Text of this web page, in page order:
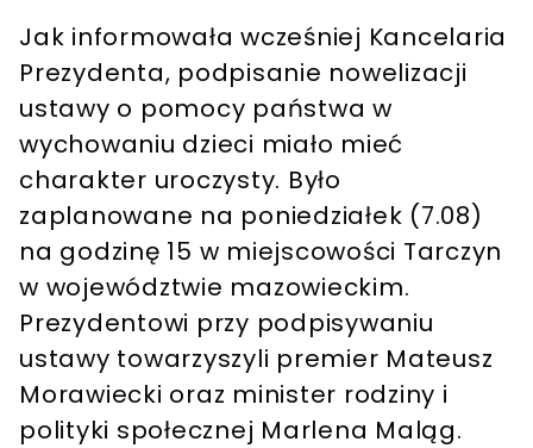
Jak informowała wcześniej Kancelaria
Prezydenta, podpisanie nowelizacji
ustawy o pomocy państwa w
wychowaniu dzieci miało mieć
charakter uroczysty. Było
zaplanowane na poniedziałek (7.08)
na godzinę 15 w miejscowości Tarczyn
w województwie mazowieckim.
Prezydentowi przy podpisywaniu
ustawy towarzyszyli premier Mateusz
Morawiecki oraz minister rodziny i
polityki społecznej Marlena Maląg.